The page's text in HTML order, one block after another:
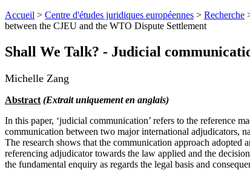
Accueil > Centre d'études juridiques européennes > Recherche
between the CJEU and the WTO Dispute Settlement
Shall We Talk? - Judicial
Michelle Zang
Abstract (Extrait uniquement en anglais)
In this paper, ‘judicial communication’ refers to the reference
communication between two major international adjudicators,
The research shows that the communication approach
referencing adjudicator towards the law applied and the
the fundamental enquiry as regards the legal basis and